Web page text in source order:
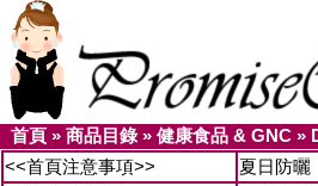
首頁 » 商品目錄» 健康食品 & GNC »
<<首頁注意事項>>
夏日防曬